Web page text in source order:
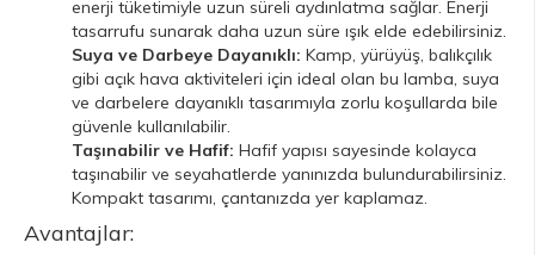
enerji tüketimiyle uzun süreli aydınlatma sağlar. Enerji
tasarrufu sunarak daha uzun süre ışık elde edebilirsiniz.
Suya ve Darbeye Dayanıklı: Kamp, yürüyüş, balıkçılık
gibi açık hava aktiviteleri için ideal olan bu lamba, suya
ve darbelere dayanıklı tasarımıyla zorlu koşullarda bile
güvenle kullanılabilir.
Taşınabilir ve Hafif: Hafif yapısı sayesinde kolayca
taşınabilir ve seyahatlerde yanınızda bulundurabilirsiniz.
Kompakt tasarımı, çantanızda yer kaplamaz.
Avantajlar: